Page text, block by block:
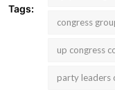
Tags:
congress
up congress
party leaders